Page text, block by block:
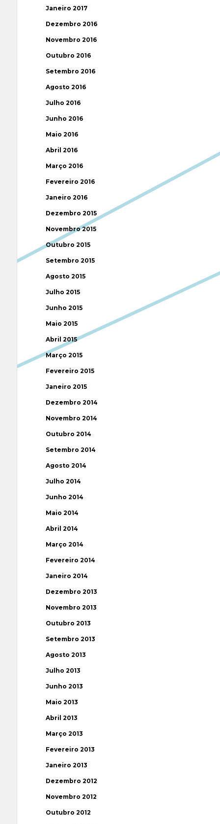
Janeiro 2017
Dezembro 2016
Novembro 2016
Outubro 2016
Setembro 2016
Agosto 2016
Julho 2016
Junho 2016
Maio 2016
Abril 2016
Março 2016
Fevereiro 2016
Janeiro 2016
Dezembro 2015
Novembro 2015
Outubro 2015
Setembro 2015
Agosto 2015
Julho 2015
Junho 2015
Maio 2015
Abril 2015
Março 2015
Fevereiro 2015
Janeiro 2015
Dezembro 2014
Novembro 2014
Outubro 2014
Setembro 2014
Agosto 2014
Julho 2014
Junho 2014
Maio 2014
Abril 2014
Março 2014
Fevereiro 2014
Janeiro 2014
Dezembro 2013
Novembro 2013
Outubro 2013
Setembro 2013
Agosto 2013
Julho 2013
Junho 2013
Maio 2013
Abril 2013
Março 2013
Fevereiro 2013
Janeiro 2013
Dezembro 2012
Novembro 2012
Outubro 2012